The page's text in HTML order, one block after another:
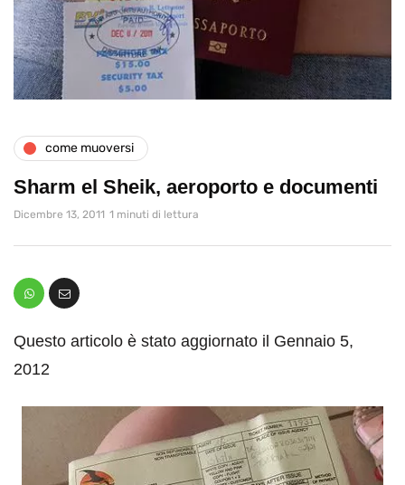
come muoversi
Sharm el Sheik, aeroporto e documenti
Dicembre 13, 2011 1 minuti di lettura
Questo articolo è stato aggiornato il Gennaio 5,
2012